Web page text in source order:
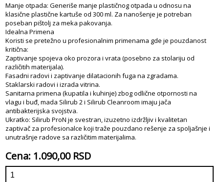
Manje otpada: Generiše manje plastičnog otpada u odnosu na
klasične plastične kartuše od 300 ml. Za nanošenje je potreban
poseban pištolj za meka pakovanja.
Idealna Primena
Koristi se pretežno u profesionalnim primenama gde je pouzdanost
kritična:
Zaptivanje spojeva oko prozora i vrata (posebno za stolariju od
različitih materijala).
Fasadni radovi i zaptivanje dilatacionih fuga na zgradama.
Staklarski radovi i izrada vitrina.
Sanitarna primena (kupatila i kuhinje) zbog odlične otpornosti na
vlagu i buđ, mada Silirub 2 i Silirub Cleanroom imaju jača
antibakterijska svojstva.
Ukratko: Silirub ProN je svestran, izuzetno izdržljiv i kvalitetan
zaptivač za profesionalce koji traže pouzdano rešenje za spoljašnje i
unutrašnje radove sa različitim materijalima.
Cena: 1.090,00 RSD